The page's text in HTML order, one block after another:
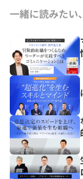
一緒に読みたい